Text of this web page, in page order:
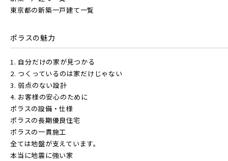
東京都の新築一戸建て一覧
ポラスの魅力
1. 自分だけの家が見つかる
2. つくっているのは家だけじゃない
3. 弱点のない設計
4. お客様の安心のために
ポラスの設備・仕様
ポラスの長期優良住宅
ポラスの一貫施工
全ては地盤が支えています。
本当に地震に強い家